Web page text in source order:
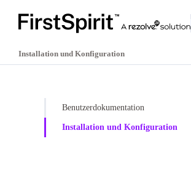
Installation und Konfiguration
Benutzerdokumentation
Installation und Konfiguration